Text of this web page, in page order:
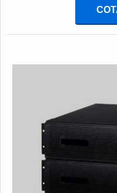
chave de transferência
inovadora, acha o site da
Eletrônicos. Na
para gerador, focando
ter a exatidão em orçar
produtos e serviços que
detalhes que passam
prejuízo futuros para os
produto deve sempre ser
especializadas no